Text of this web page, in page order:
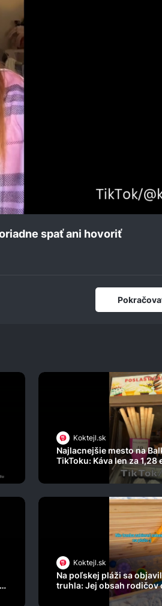
spať ani hovoriť
Koktejl.sk
Najlacnejšie mesto na
TikToku: Káva len za 1,28
za pár centov!
Koktejl.sk
Na poľskej pláži sa
truhla: Jej obsah rodičov